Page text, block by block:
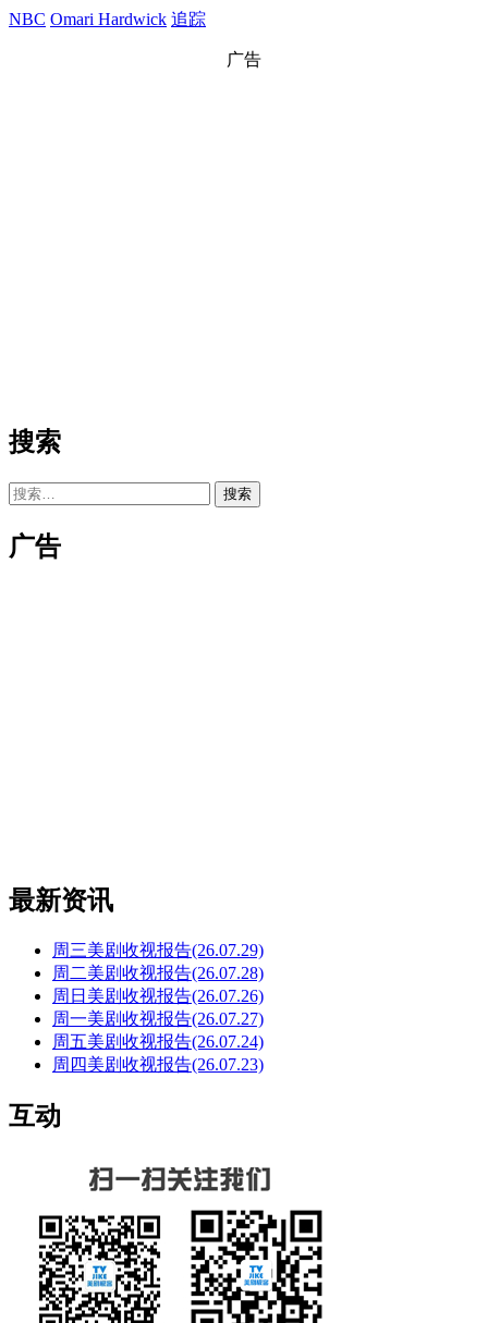
NBC Omari Hardwick 追踪
广告
搜索
搜
广告
最新资讯
周三美剧收视报告(26.07.29)
周二美剧收视报告(26.07.28)
周日美剧收视报告(26.07.26)
周一美剧收视报告(26.07.27)
周五美剧收视报告(26.07.24)
周四美剧收视报告(26.07.23)
互动